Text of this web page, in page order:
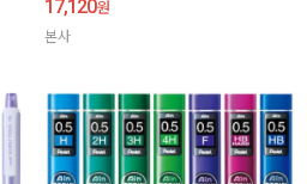
17,120원
본사